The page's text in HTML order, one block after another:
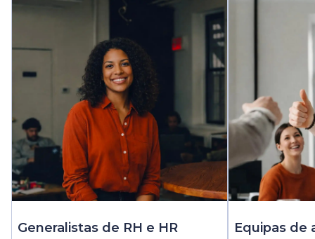
Generalistas de RH e HR
Equipas de